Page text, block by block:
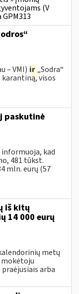
(V
– VMI) ir„Sodra“
visos
paskutinė
informuoja, kad
481 tūkst.
mln. eurų (57
iš kitų
14 000 eurų
metų
arba